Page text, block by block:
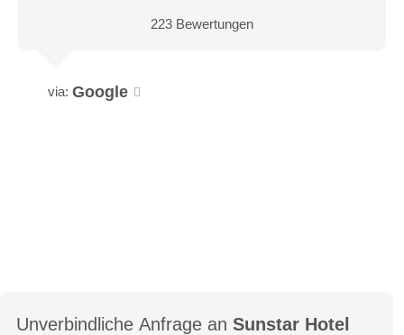
Anzahl Zimmer: 7
223 Bewertungen
via: Google
Unverbindliche Anfrage an Sunstar Hotel